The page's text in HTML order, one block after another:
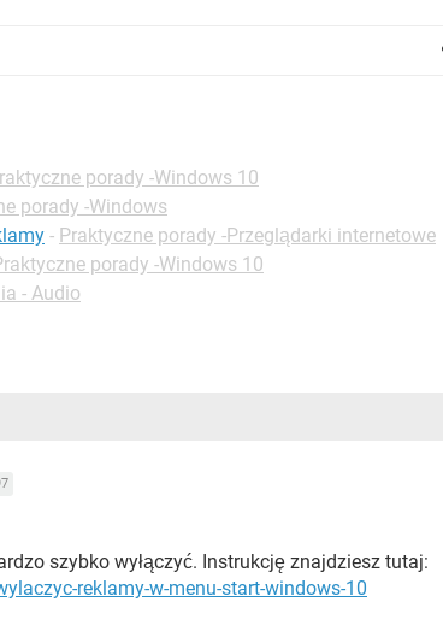
porady -Windows 10
porady -Windows
- Praktyczne porady -Przeglądarki internetowe
porady -Windows 10
- Audio
szybko wyłączyć. Instrukcję znajdziesz tutaj:
reklamy-w-menu-start-windows-10